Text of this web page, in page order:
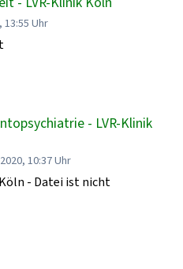
Uhr
- LVR-Klinik
10:37 Uhr
- Datei ist nicht